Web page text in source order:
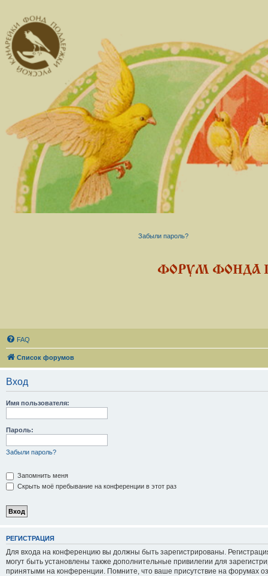
Забыли пароль?
ФОРУМ ФОНДА
FAQ
Список форумов
Вход
Имя пользователя:
Пароль:
Забыли пароль?
Запомнить меня
Скрыть моё пребывание на конференции в этот раз
РЕГИСТРАЦИЯ
Для входа на конференцию вы должны быть зарегистрированы.
могут быть установлены также дополнительные привилегии для
принятыми на конференции. Помните, что ваше присутствие на форумах